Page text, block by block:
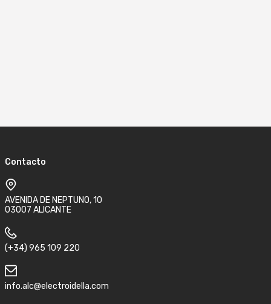
Contacto
AVENIDA DE NEPTUNO, 10
03007 ALICANTE
(+34) 965 109 220
info.alc@electroidella.com